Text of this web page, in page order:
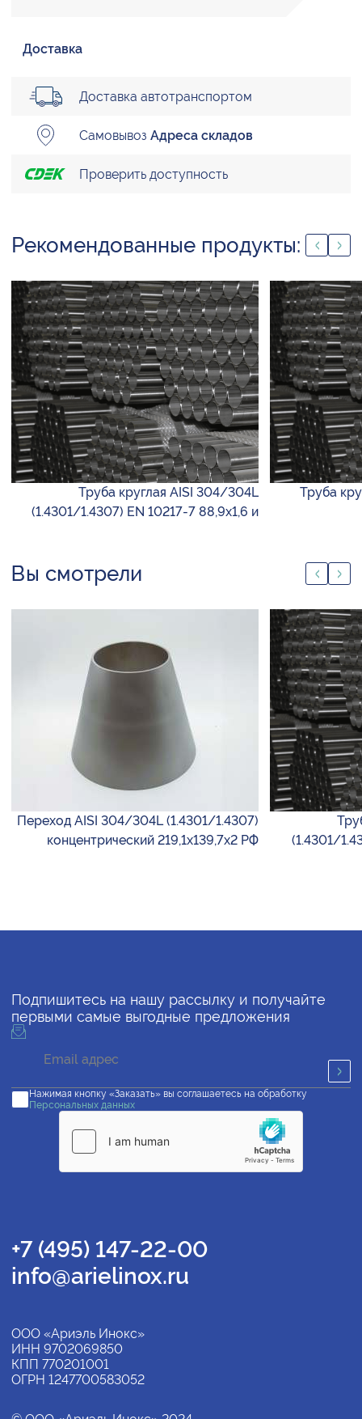
Доставка
Доставка автотранспортом
Самовывоз Адреса складов
Проверить доступность
Рекомендованные продукты:
Труба круглая AISI 304/304L
(1.4301/1.4307) EN 10217-7 88,9х1,6 и
Труба
Вы смотрели
Переход AISI 304/304L (1.4301/1.4307)
концентрический 219,1х139,7х2 РФ
(1.4301/
Подпишитесь на нашу рассылку и получайте
первыми самые выгодные предложения
Нажимая кнопку «Заказать» вы соглашаетесь на обработку
Персональных данных
+7 (495) 147-22-00
info@arielinox.ru
ООО «Ариэль Инокс»
ИНН 9702069850
КПП 770201001
ОГРН 1247700583052